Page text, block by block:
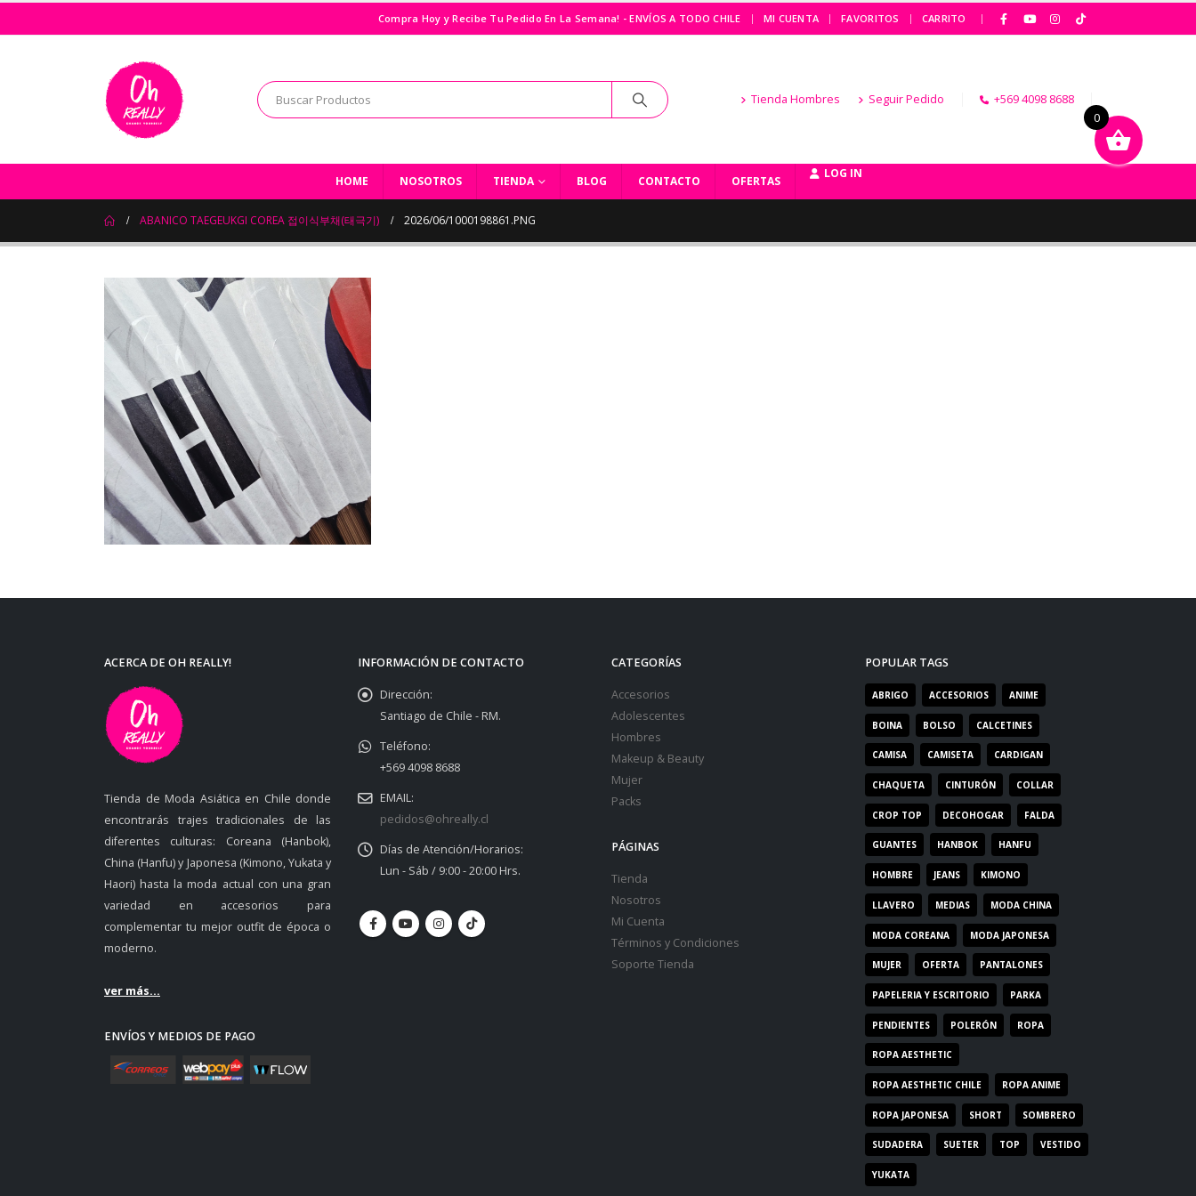
Compra Hoy y Recibe Tu Pedido En La Semana! - ENVÍOS A TODO CHILE | MI CUENTA FAVORITOS CARRITO |
Tienda Hombres Seguir Pedido +569 4098 8688
HOME NOSOTROS TIENDA BLOG CONTACTO OFERTAS
LOG IN
ABANICO TAEGEUKGI COREA 접이식부채(태극기) 2026/06/1000198861.PNG
ACERCA DE OH REALLY!
Tienda de Moda Asiática en Chile donde
encontrarás trajes tradicionales de las
diferentes culturas: Coreana (Hanbok),
China (Hanfu) y Japonesa (Kimono, Yukata y
Haori) hasta la moda actual con una gran
variedad en accesorios para
complementar tu mejor outfit de época o
moderno.
ver más...
ENVÍOS Y MEDIOS DE PAGO
INFORMACIÓN DE CONTACTO
Dirección:
Santiago de Chile - RM.
Teléfono:
+569 4098 8688
EMAIL:
pedidos@ohreally.cl
Días de Atención/Horarios:
Lun - Sáb / 9:00 - 20:00 Hrs.
CATEGORÍAS
Accesorios
Adolescentes
Hombres
Makeup & Beauty
Mujer
Packs
PÁGINAS
Tienda
Nosotros
Mi Cuenta
Términos y Condiciones
Soporte Tienda
POPULAR TAGS
ABRIGO ACCESORIOS ANIME
BOINA BOLSO CALCETINES
CAMISA CAMISETA CARDIGAN
CHAQUETA CINTURÓN COLLAR
CROP TOP DECOHOGAR FALDA
GUANTES HANBOK HANFU
HOMBRE JEANS KIMONO
LLAVERO MEDIAS MODA CHINA
MODA COREANA MODA JAPONESA
MUJER OFERTA PANTALONES
PAPELERIA Y ESCRITORIO PARKA
PENDIENTES POLERÓN ROPA
ROPA AESTHETIC
ROPA AESTHETIC CHILE ROPA ANIME
ROPA JAPONESA SHORT SOMBRERO
SUDADERA SUETER TOP VESTIDO
YUKATA
0